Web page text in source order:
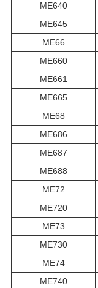
ME640
ME645
ME66
ME660
ME661
ME665
ME68
ME686
ME687
ME688
ME72
ME720
ME73
ME730
ME74
ME740